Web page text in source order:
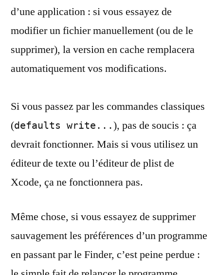
d’une application : si vous essayez de
modifier un fichier manuellement (ou de le
supprimer), la version en cache remplacera
automatiquement vos modifications.
Si vous passez par les commandes classiques
(defaults write...), pas de soucis : ça
devrait fonctionner. Mais si vous utilisez un
éditeur de texte ou l’éditeur de plist de
Xcode, ça ne fonctionnera pas.
Même chose, si vous essayez de supprimer
sauvagement les préférences d’un programme
en passant par le Finder, c’est peine perdue :